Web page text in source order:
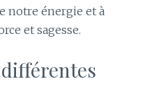
notre énergie et à
et sagesse.